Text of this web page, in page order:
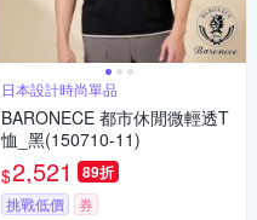
日本設計時尚單品
BARONECE 都市休閒微輕透T
恤_黑(150710-11)
$2,521 89折
挑戰低價 券